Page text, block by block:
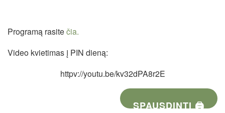
Programą rasitečia.
Video kvietimas į PIN dieną:
httpv://youtu.be/kv32dPA8r2E
SPAUSDINTI 🖨